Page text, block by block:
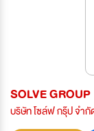
SOLVE GROUP
บริษัท โซล์ฟ กรุ๊ป จำกั